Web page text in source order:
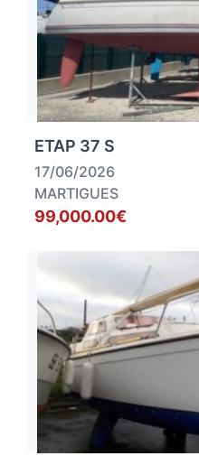
ETAP 37 S
17/06/2026
MARTIGUES
99,000.00€